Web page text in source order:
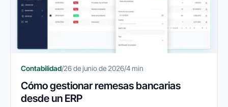
Contabilidad/26 de junio de 2026/4 min
Cómo gestionar remesas bancarias
desde un ERP